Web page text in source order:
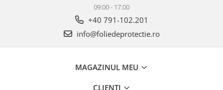
09:00 - 17:00
+40 791-102.201
info@foliedeprotectie.ro
MAGAZINUL MEU
CLIENTI